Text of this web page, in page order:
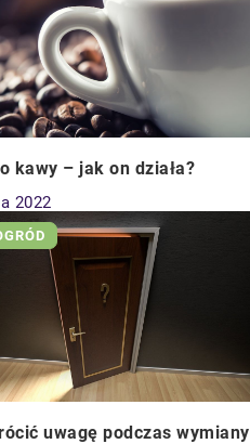
kawy – jak on działa?
2022
uwagę podczas wymiany